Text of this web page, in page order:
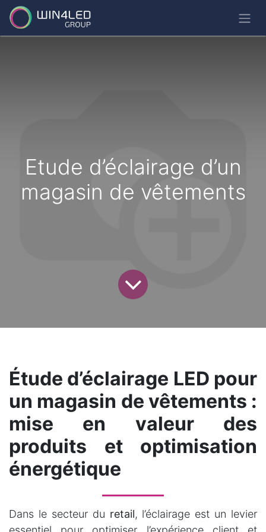
Etude d’éclairage d’un
magasin de vêtements
Étude d’éclairage LED pour
un magasin de vêtements :
mise en valeur des
produits et optimisation
énergétique
Dans le secteur du retail, l’éclairage est un levier